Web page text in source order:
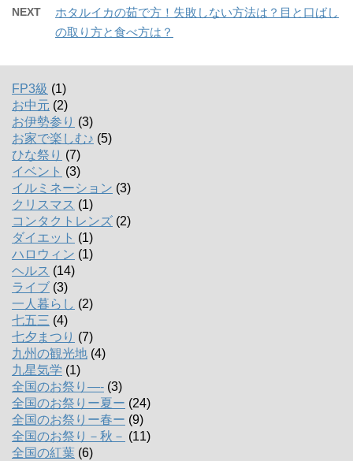
NEXT
ホタルイカの茹で方！失敗しない方法は？目と口ばし
の取り方と食べ方は？
FP3級 (1)
お中元 (2)
お伊勢参り (3)
お家で楽しむ♪ (5)
ひな祭り (7)
イベント (3)
イルミネーション (3)
クリスマス (1)
コンタクトレンズ (2)
ダイエット (1)
ハロウィン (1)
ヘルス (14)
ライブ (3)
一人暮らし (2)
七五三 (4)
七夕まつり (7)
九州の観光地 (4)
九星気学 (1)
全国のお祭り―- (3)
全国のお祭りー夏ー (24)
全国のお祭りー春ー (9)
全国のお祭り－秋－ (11)
全国の紅葉 (6)